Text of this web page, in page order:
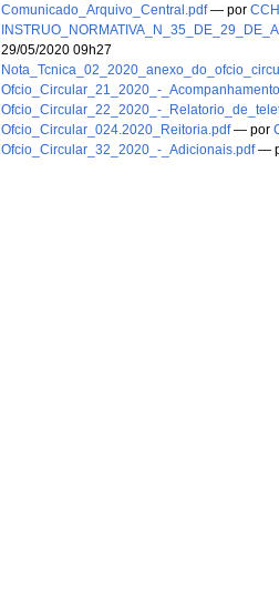
Comunicado_Arquivo_Central.pdf —por
29/05/2020 09h27
Ofcio_Circular_21_2020_-
Ofcio_Circular_22_2020_-
Ofcio_Circular_024.2020_Reitoria.pdf —por
Ofcio_Circular_32_2020_-_Adicionais.pdf —